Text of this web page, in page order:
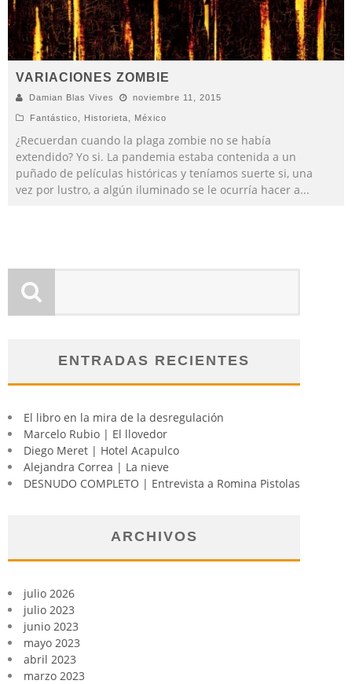
VARIACIONES ZOMBIE
Damian Blas Vives noviembre 11, 2015
Fantástico Historieta México
¿Recuerdan cuando la plaga zombie no se había
extendido? Yo si. La pandemia estaba contenida a un
puñado de películas históricas y teníamos suerte si, una
vez por lustro, a algún iluminado se le ocurría hacer a...
ENTRADAS RECIENTES
El libro en la mira de la desregulación
Marcelo Rubio | El llovedor
Diego Meret | Hotel Acapulco
Alejandra Correa | La nieve
DESNUDO COMPLETO | Entrevista a Romina Pistolas
ARCHIVOS
julio 2026
julio 2023
junio 2023
mayo 2023
abril 2023
marzo 2023